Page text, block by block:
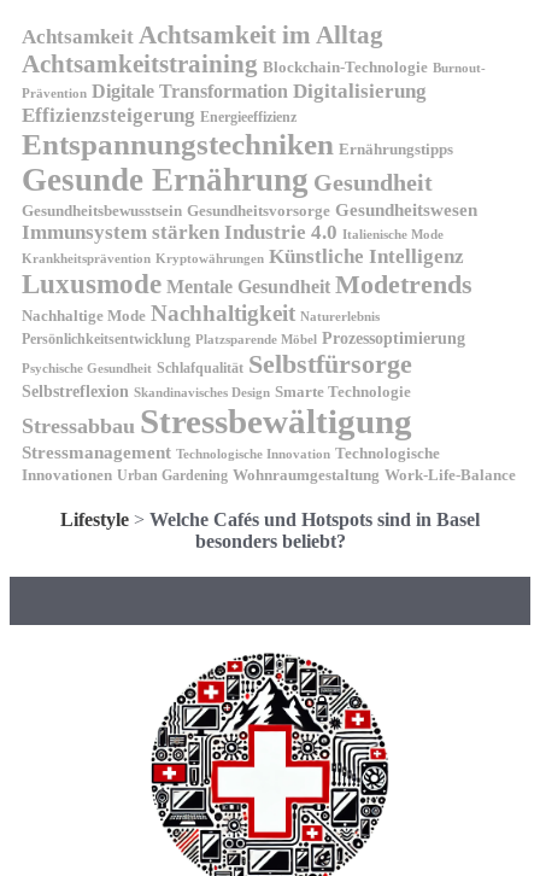
Achtsamkeit Achtsamkeit im Alltag
Achtsamkeitstraining Blockchain-Technologie Burnout-
Prävention Digitale Transformation Digitalisierung
Effizienzsteigerung Energieeffizienz
Entspannungstechniken Ernährungstipps
Gesunde Ernährung Gesundheit
Gesundheitsbewusstsein Gesundheitsvorsorge Gesundheitswesen
Immunsystem stärken Industrie 4.0 Italienische Mode
Krankheitsprävention Kryptowährungen Künstliche Intelligenz
Luxusmode Mentale Gesundheit Modetrends
Nachhaltige Mode Nachhaltigkeit Naturerlebnis
Persönlichkeitsentwicklung Platzsparende Möbel Prozessoptimierung
Psychische Gesundheit Schlafqualität Selbstfürsorge
Selbstreflexion Skandinavisches Design Smarte Technologie
Stressabbau Stressbewältigung
Stressmanagement Technologische Innovation Technologische
Innovationen Urban Gardening Wohnraumgestaltung Work-Life-Balance
Lifestyle > Welche Cafés und Hotspots sind in Basel
besonders beliebt?